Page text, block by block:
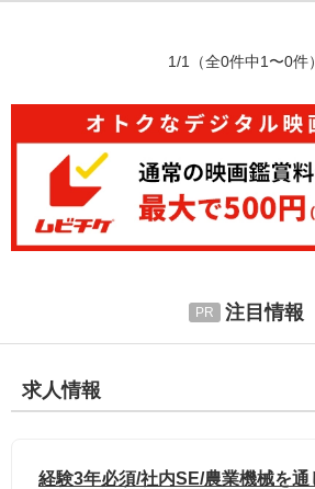
1/1 （全0件中1〜0件）
注目情報
求人情報
経験3年必須/社内SE/農業機械を